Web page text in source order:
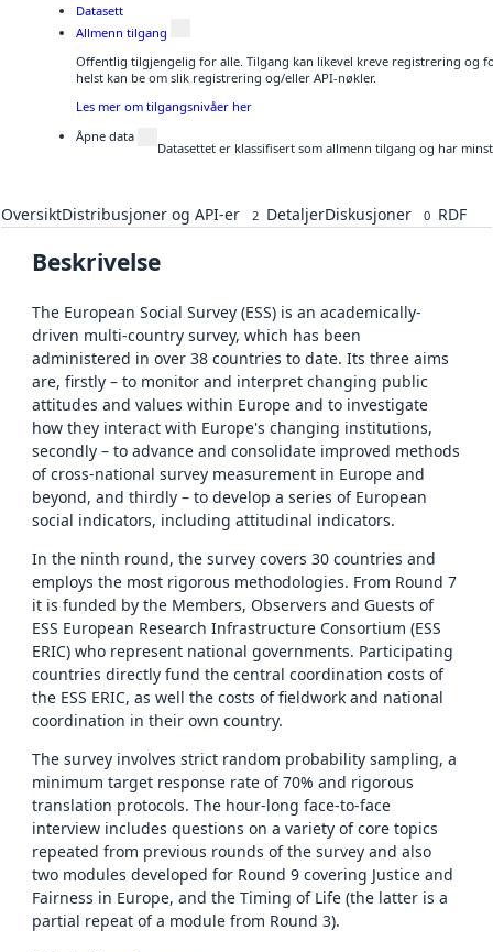
Datasett
Allmenn tilgang
Offentlig tilgjengelig for alle. Tilgang kan likevel kreve registrering og
helst kan be om slik registrering og/eller API-nøkler.
Les mer om tilgangsnivåer her
Åpne data
Datasettet er klassifisert som allmenn tilgang og har
OversiktDistribusjoner og API-er 2 DetaljerDiskusjoner 0 RDF
Beskrivelse
The European Social Survey (ESS) is an academically-
driven multi-country survey, which has been
administered in over 38 countries to date. Its three aims
are, firstly – to monitor and interpret changing public
attitudes and values within Europe and to investigate
how they interact with Europe's changing institutions,
secondly – to advance and consolidate improved methods
of cross-national survey measurement in Europe and
beyond, and thirdly – to develop a series of European
social indicators, including attitudinal indicators.
In the ninth round, the survey covers 30 countries and
employs the most rigorous methodologies. From Round 7
it is funded by the Members, Observers and Guests of
ESS European Research Infrastructure Consortium (ESS
ERIC) who represent national governments. Participating
countries directly fund the central coordination costs of
the ESS ERIC, as well the costs of fieldwork and national
coordination in their own country.
The survey involves strict random probability sampling, a
minimum target response rate of 70% and rigorous
translation protocols. The hour-long face-to-face
interview includes questions on a variety of core topics
repeated from previous rounds of the survey and also
two modules developed for Round 9 covering Justice and
Fairness in Europe, and the Timing of Life (the latter is a
partial repeat of a module from Round 3).